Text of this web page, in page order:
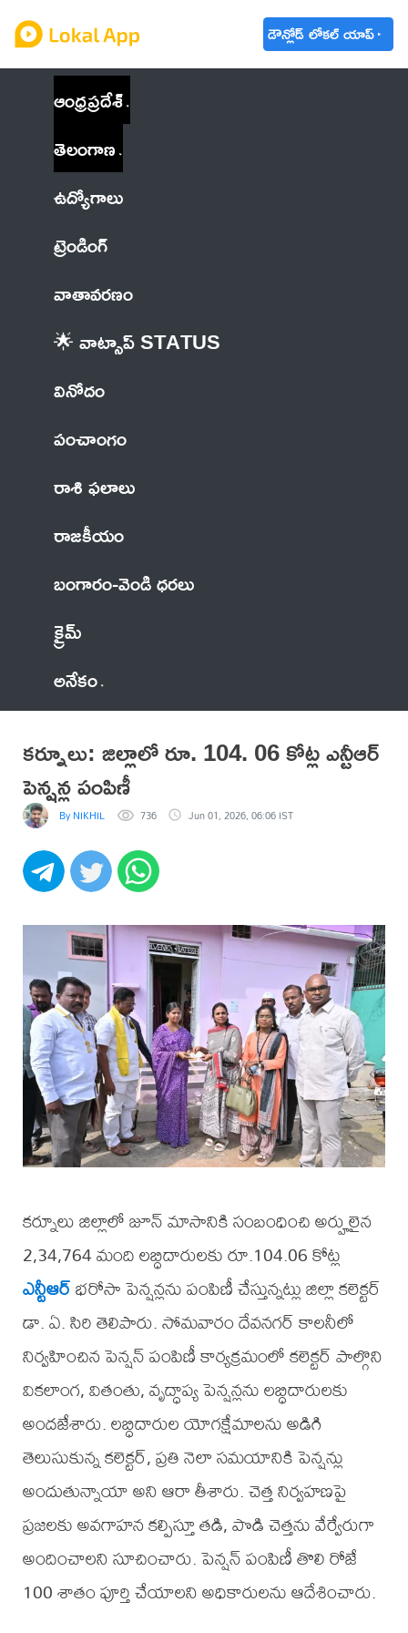
డౌన్లోడ్ లోకల్ యాప్
ఆంధ్రప్రదేశ్
తెలంగాణ
ఉద్యోగాలు
ట్రెండింగ్
వాతావరణం
🌟 వాట్సాప్ STATUS
వినోదం
పంచాంగం
రాశి ఫలాలు
రాజకీయం
బంగారం-వెండి ధరలు
క్రైమ్
అనేకం
కర్నూలు: జిల్లాలో రూ. 104. 06 కోట్ల ఎన్టీఆర్
పెన్షన్ల పంపిణీ
By NIKHIL 736 Jun 01, 2026, 06:06 IST
కర్నూలు జిల్లాలో జూన్ మాసానికి సంబంధించి అర్హులైన
2,34,764 మంది లబ్ధిదారులకు రూ.104.06 కోట్ల
ఎన్టీఆర్భరోసా పెన్షన్లను పంపిణీ చేస్తున్నట్లు జిల్లా కలెక్టర్
డా. ఏ. సిరి తెలిపారు. సోమవారం దేవనగర్ కాలనీలో
నిర్వహించిన పెన్షన్ పంపిణీ కార్యక్రమంలో కలెక్టర్ పాల్గొని
వికలాంగ, వితంతు, వృద్ధాప్య పెన్షన్లను లబ్ధిదారులకు
అందజేశారు. లబ్ధిదారుల యోగక్షేమాలను అడిగి
తెలుసుకున్న కలెక్టర్, ప్రతి నెలా సమయానికి పెన్షన్లు
అందుతున్నాయా అని ఆరా తీశారు. చెత్త నిర్వహణపై
ప్రజలకు అవగాహన కల్పిస్తూ తడి, పొడి చెత్తను వేర్వేరుగా
అందించాలని సూచించారు. పెన్షన్ పంపిణీ తొలి రోజే
100 శాతం పూర్తి చేయాలని అధికారులను ఆదేశించారు.